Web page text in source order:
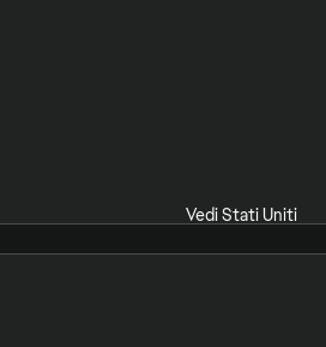
Vedi Stati Uniti